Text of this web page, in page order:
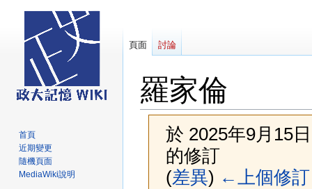
羅家倫
於 2025年9月15
的修訂
(差異) ←上個修訂
頁面 討論
首頁
近期變更
隨機頁面
MediaWiki說明